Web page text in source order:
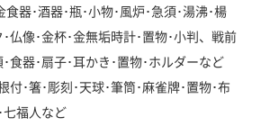
器･酒器･瓶･小物･風炉･急須･湯沸･楊
仏像･金杯･金無垢時計･置物･小判、戦前
食器･扇子･耳かき･置物･ホルダーなど
付･箸･彫刻･天球･筆筒･麻雀牌･置物･布
七福人など